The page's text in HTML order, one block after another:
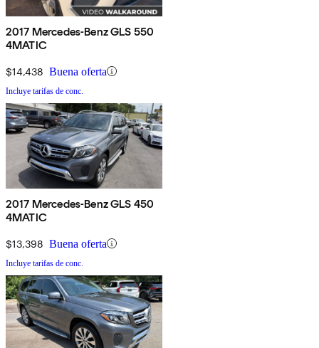
2017 Mercedes-Benz GLS 550
4MATIC
$14,438 Buena oferta
Incluye tarifas de conc.
2017 Mercedes-Benz GLS 450
4MATIC
$13,398 Buena oferta
Incluye tarifas de conc.